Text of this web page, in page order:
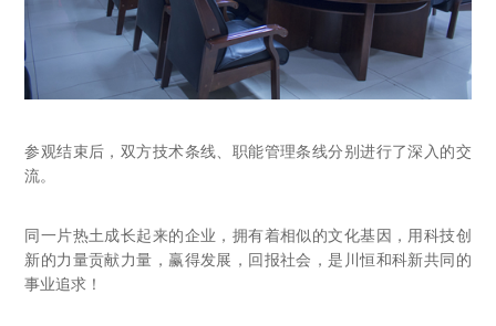
参观结束后，双方技术条线、职能管理条线分别进行了深入的交
流。
同一片热土成长起来的企业，拥有着相似的文化基因，用科技创
新的力量贡献力量，赢得发展，回报社会，是川恒和科新共同的
事业追求！